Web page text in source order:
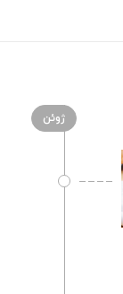
ژوئن